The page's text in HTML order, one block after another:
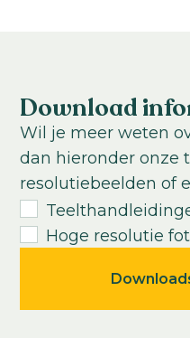
Teeltduur tot jonge
6weken
Teeltduur van
10-14weken
Download
Wil je meer weten
dan hieronder onze
resolutiebeelden of
Hoge resolutie